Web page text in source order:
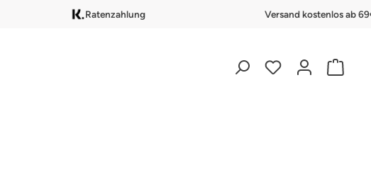
Ratenzahlung Versand kostenlos ab